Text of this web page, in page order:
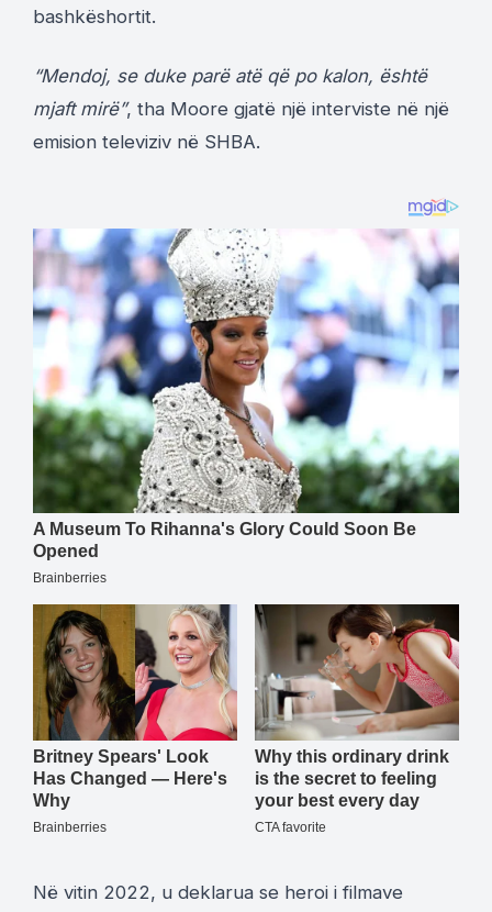
bashkëshortit.
“Mendoj, se duke parë atë që po kalon, është
mjaft mirë”, tha Moore gjatë një interviste në një
emision televiziv në SHBA.
Në vitin 2022, u deklarua se heroi i filmave